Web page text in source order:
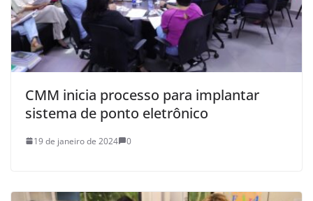
CMM inicia processo para implantar
sistema de ponto eletrônico
19 de janeiro de 2024 0